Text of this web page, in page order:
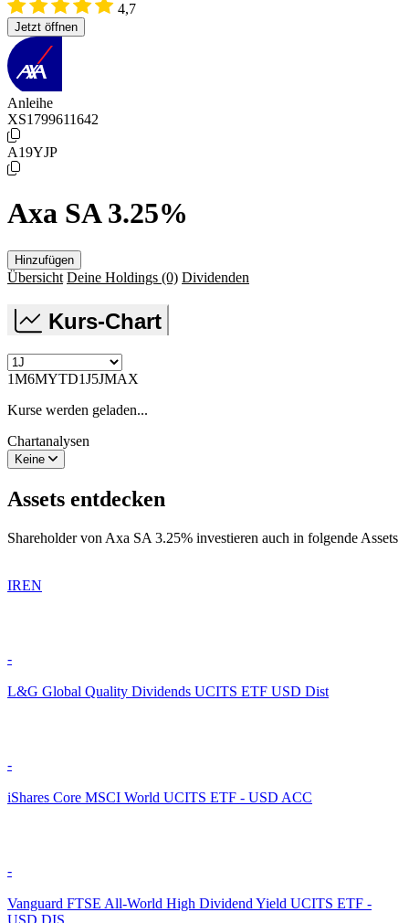
4,7
Jetzt öffnen
Anleihe
XS1799611642
A19YJP
Axa SA 3.25%
Hinzufügen
Übersicht Deine Holdings (0) Dividenden
Kurs-Chart
1M6MYTD1J5JMAX
Kurse werden geladen...
Chartanalysen
Keine
Assets entdecken
Shareholder von Axa SA 3.25% investieren auch in folgende Assets
IREN
-
L&G Global Quality Dividends UCITS ETF USD Dist
-
iShares Core MSCI World UCITS ETF - USD ACC
-
Vanguard FTSE All-World High Dividend Yield UCITS ETF -
USD DIS